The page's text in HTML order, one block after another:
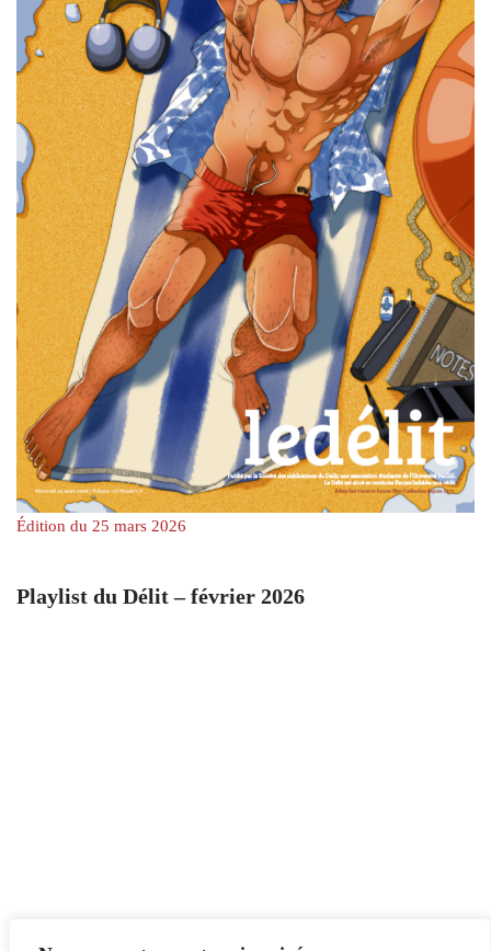
Édition du 25 mars 2026
Playlist du Délit – février 2026